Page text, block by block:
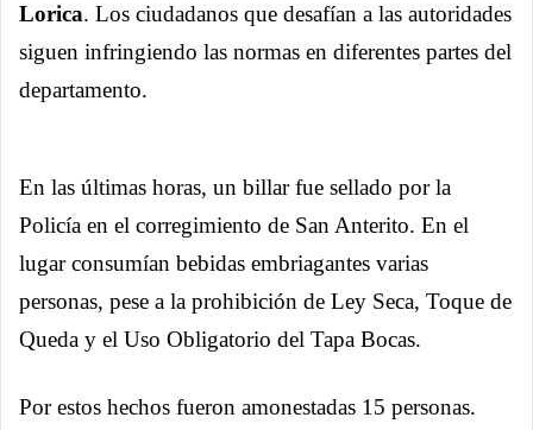
Lorica. Los ciudadanos que desafían a las autoridades
siguen infringiendo las normas en diferentes partes del
departamento.
En las últimas horas, un billar fue sellado por la
Policía en el corregimiento de San Anterito. En el
lugar consumían bebidas embriagantes varias
personas, pese a la prohibición de Ley Seca, Toque de
Queda y el Uso Obligatorio del Tapa Bocas.
Por estos hechos fueron amonestadas 15 personas.